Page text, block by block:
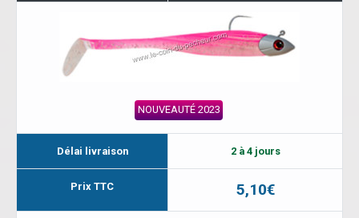
NOUVEAUTÉ 2023
Délai livraison 2 à 4 jours
Prix TTC 5,10€